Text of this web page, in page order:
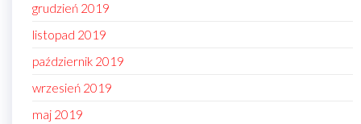
grudzień 2019
listopad 2019
październik 2019
wrzesień 2019
maj 2019